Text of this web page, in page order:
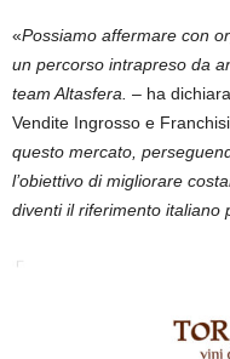
«Possiamo affermare con
un percorso intrapreso da
team Altasfera. – ha
Vendite Ingrosso e
questo mercato,
l’obiettivo di migliorare
diventi il riferimento italiano